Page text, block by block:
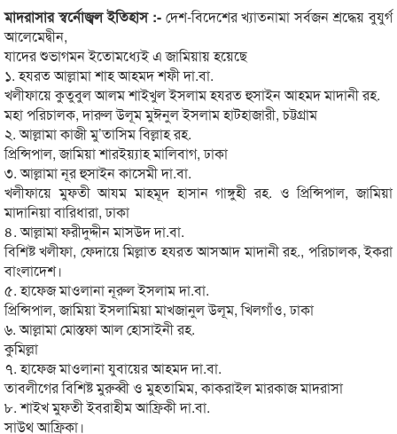
মাদরাসার স্বর্নোজ্বল ইতিহাস :- দেশ-বিদেশের খ্যাতনামা সর্বজন শ্রদ্ধেয় বুযুর্গ
আলেমেদ্বীন,
যাদের শুভাগমন ইতোমধ্যেই এ জামিয়ায় হয়েছে
১. হযরত আল্লামা শাহ আহমদ শফী দা.বা.
খলীফায়ে কুতুবুল আলম শাইখুল ইসলাম হযরত হুসাইন আহমদ মাদানী রহ.
মহা পরিচালক, দারুল উলূম মুঈনুল ইসলাম হাটহাজারী, চট্টগ্রাম
২. আল্লামা কাজী মু’তাসিম বিল্লাহ রহ.
প্রিন্সিপাল, জামিয়া শারইয়্যাহ মালিবাগ, ঢাকা
৩. আল্লামা নূর হুসাইন কাসেমী দা.বা.
খলীফায়ে মুফতী আযম মাহমূদ হাসান গাঙ্গুহী রহ. ও প্রিন্সিপাল, জামিয়া
মাদানিয়া বারিধারা, ঢাকা
৪. আল্লামা ফরীদুদ্দীন মাসউদ দা.বা.
বিশিষ্ট খলীফা, ফেদায়ে মিল্লাত হযরত আসআদ মাদানী রহ., পরিচালক, ইকরা
বাংলাদেশ।
৫. হাফেজ মাওলানা নূরুল ইসলাম দা.বা.
প্রিন্সিপাল, জামিয়া ইসলামিয়া মাখজানুল উলূম, খিলগাঁও, ঢাকা
৬. আল্লামা মোস্তফা আল হোসাইনী রহ.
কুমিল্লা
৭. হাফেজ মাওলানা যুবায়ের আহমদ দা.বা.
তাবলীগের বিশিষ্ট মুরুব্বী ও মুহতামিম, কাকরাইল মারকাজ মাদরাসা
৮. শাইখ মুফতী ইবরাহীম আফ্রিকী দা.বা.
সাউথ আফ্রিকা।